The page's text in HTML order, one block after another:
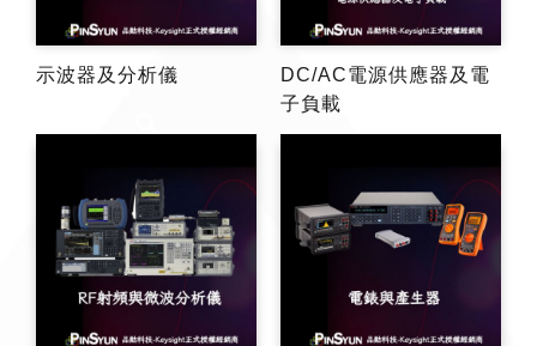
示波器及分析儀
DC/AC電源供應器及電
子負載